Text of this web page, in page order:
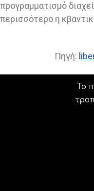
προγραμματισμό
περισσότερο η
Πηγή:
Το